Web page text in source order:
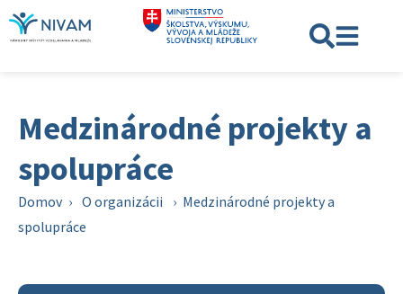
Medzinárodné projekty a
spolupráce
Domov › O organizácii › Medzinárodné projekty a
spolupráce